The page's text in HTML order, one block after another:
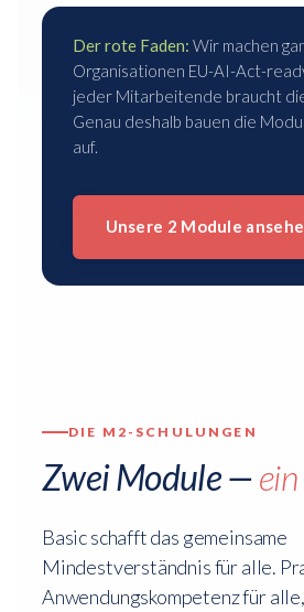
Der rote Faden: Wir machen
Organisationen EU-AI-Act-
jeder Mitarbeitende braucht
Genau deshalb bauen die
auf.
Unsere 2 Module
DIE M2-SCHULUNGEN
Zwei Module —
Basic schafft das gemeinsame
Mindestverständnis für alle.
Anwendungskompetenz für